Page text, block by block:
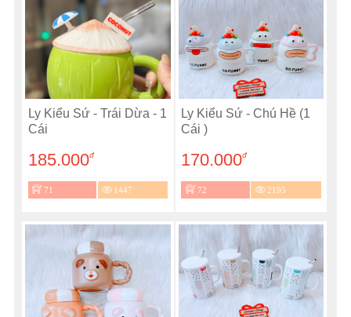
Ly Kiểu Sứ - Trái Dừa - 1
Cái
185.000đ
71 1447
Ly Kiểu Sứ - Chú Hề (1
Cái )
170.000đ
72 2195